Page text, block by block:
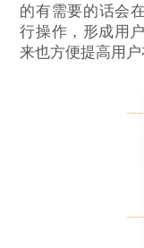
的有需要的话会
行操作，形成用
来也方便提高用户